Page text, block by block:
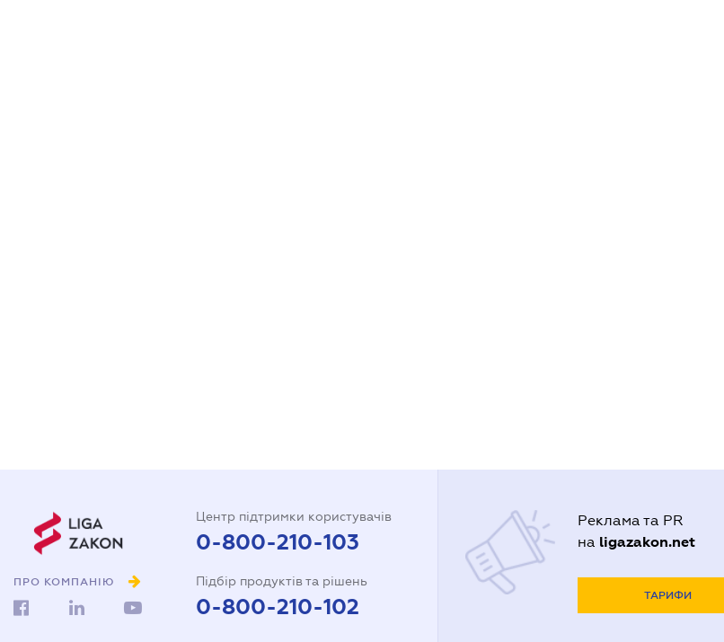
ПРО КОМПАНІЮ
Центр підтримки користувачів
0-800-210-103
Підбір продуктів та рішень
0-800-210-102
Реклама та PR
на ligazakon.net
ТАРИФИ